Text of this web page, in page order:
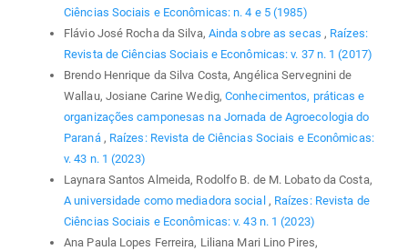
Ciências Sociais e Econômicas: n. 4 e 5 (1985)
Flávio José Rocha da Silva, Ainda sobre as secas , Raízes:
Revista de Ciências Sociais e Econômicas: v. 37 n. 1 (2017)
Brendo Henrique da Silva Costa, Angélica Servegnini de
Wallau, Josiane Carine Wedig,Conhecimentos, práticas e
organizações camponesas na Jornada de Agroecologia do
Paraná , Raízes: Revista de Ciências Sociais e Econômicas:
v. 43 n. 1 (2023)
Laynara Santos Almeida, Rodolfo B. de M. Lobato da Costa,
A universidade como mediadora social , Raízes: Revista de
Ciências Sociais e Econômicas: v. 43 n. 1 (2023)
Ana Paula Lopes Ferreira, Liliana Mari Lino Pires,